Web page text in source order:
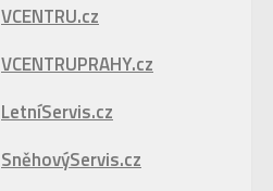
VCENTRU.cz
VCENTRUPRAHY.cz
LetníServis.cz
SněhovýServis.cz